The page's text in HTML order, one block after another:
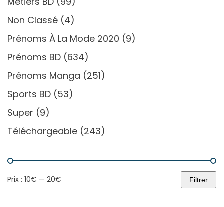
Non Classé (4)
Prénoms À La Mode 2020 (9)
Prénoms BD (634)
Prénoms Manga (251)
Sports BD (53)
Super (9)
Téléchargeable (243)
Prix
Prix
Filtrer
Prix : 10€ — 20€